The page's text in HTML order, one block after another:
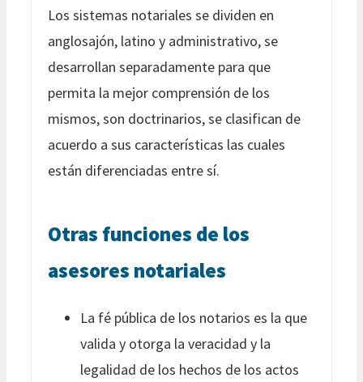
Los sistemas notariales se dividen en
anglosajón, latino y administrativo, se
desarrollan separadamente para que
permita la mejor comprensión de los
mismos, son doctrinarios, se clasifican de
acuerdo a sus características las cuales
están diferenciadas entre sí.
Otras funciones de los
asesores notariales
La fé pública de los notarios es la que
valida y otorga la veracidad y la
legalidad de los hechos de los actos